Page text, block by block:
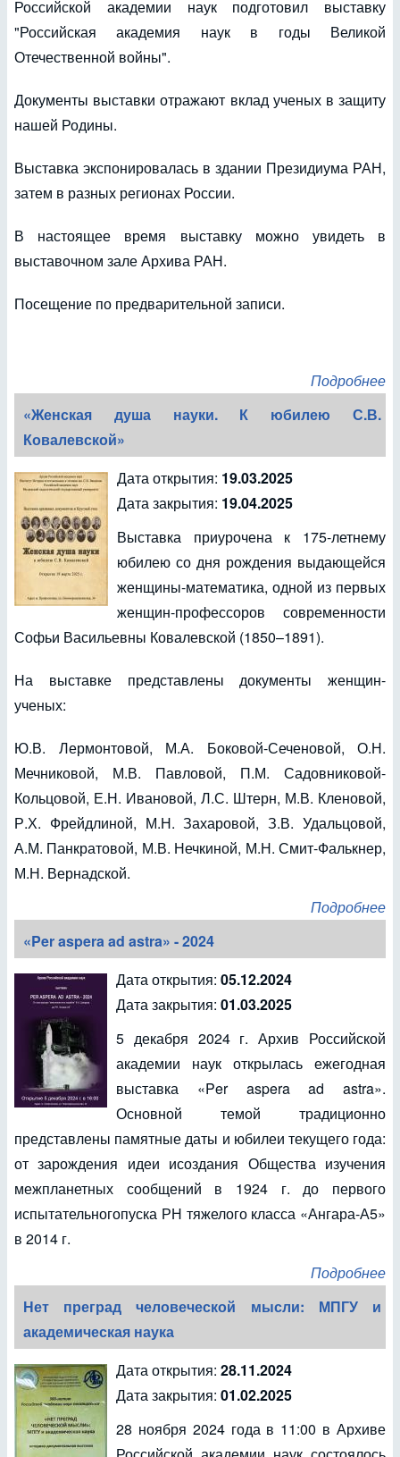
Российской академии наук подготовил выставку
"Российская академия наук в годы Великой
Отечественной войны".
Документы выставки отражают вклад ученых в защиту
нашей Родины.
Выставка экспонировалась в здании Президиума РАН,
затем в разных регионах России.
В настоящее время выставку можно увидеть в
выставочном зале Архива РАН.
Посещение по предварительной записи.
Подробнее
«Женская душа науки. К юбилею С.В.
Ковалевской»
Дата открытия: 19.03.2025
Дата закрытия: 19.04.2025
Выставка приурочена к 175-летнему
юбилею со дня рождения выдающейся
женщины-математика, одной из первых
женщин-профессоров современности
Софьи Васильевны Ковалевской (1850–1891).
На выставке представлены документы женщин-
ученых:
Ю.В. Лермонтовой, М.А. Боковой-Сеченовой, О.Н.
Мечниковой, М.В. Павловой, П.М. Садовниковой-
Кольцовой, Е.Н. Ивановой, Л.С. Штерн, М.В. Кленовой,
Р.Х. Фрейдлиной, М.Н. Захаровой, З.В. Удальцовой,
А.М. Панкратовой, М.В. Нечкиной, М.Н. Смит-Фалькнер,
М.Н. Вернадской.
Подробнее
«Per aspera ad astra» - 2024
Дата открытия: 05.12.2024
Дата закрытия: 01.03.2025
5 декабря 2024 г. Архив Российской
академии наук открылась ежегодная
выставка «Per aspera ad astra».
Основной темой традиционно
представлены памятные даты и юбилеи текущего года:
от зарождения идеи исоздания Общества изучения
межпланетных сообщений в 1924 г. до первого
испытательногопуска РН тяжелого класса «Ангара-А5»
в 2014 г.
Подробнее
Нет преград человеческой мысли: МПГУ и
академическая наука
Дата открытия: 28.11.2024
Дата закрытия: 01.02.2025
28 ноября 2024 года в 11:00 в Архиве